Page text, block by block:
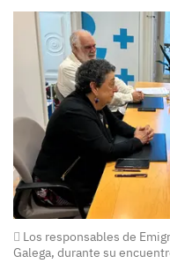
Los responsables de
Galega, durante su